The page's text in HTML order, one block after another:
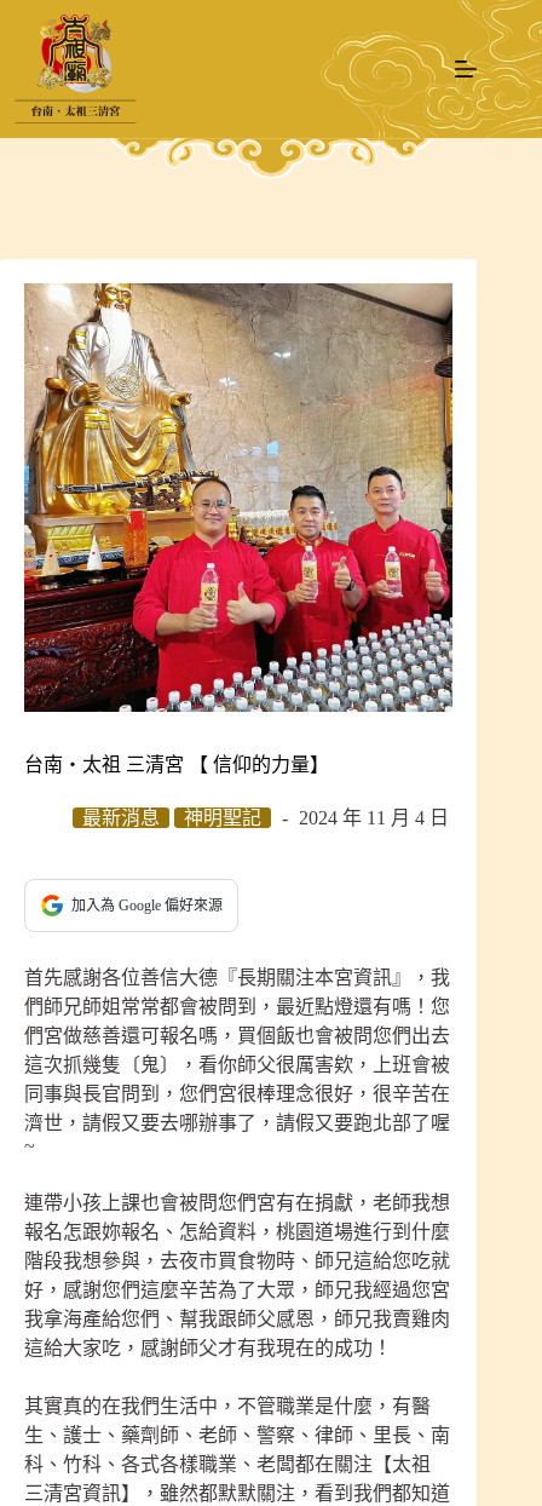
要
台南‧太祖 三清宮 【 信仰的力量】
最新消息 神明聖記 2024 年 11 月 4 日
加入為 Google 偏好來源
首先感謝各位善信大德『長期關注本宮資訊』，我
們師兄師姐常常都會被問到，最近點燈還有嗎！您
們宮做慈善還可報名嗎，買個飯也會被問您們出去
這次抓幾隻〔鬼〕，看你師父很厲害欸，上班會被
同事與長官問到，您們宮很棒理念很好，很辛苦在
濟世，請假又要去哪辦事了，請假又要跑北部了喔
~
連帶小孩上課也會被問您們宮有在捐獻，老師我想
報名怎跟妳報名、怎給資料，桃園道場進行到什麼
階段我想參與，去夜市買食物時、師兄這給您吃就
好，感謝您們這麼辛苦為了大眾，師兄我經過您宮
我拿海產給您們、幫我跟師父感恩，師兄我賣雞肉
這給大家吃，感謝師父才有我現在的成功！
其實真的在我們生活中，不管職業是什麼，有醫
生、護士、藥劑師、老師、警察、律師、里長、南
科、竹科、各式各樣職業、老闆都在關注【太祖
三清宮資訊】，雖然都默默關注，看到我們都知道